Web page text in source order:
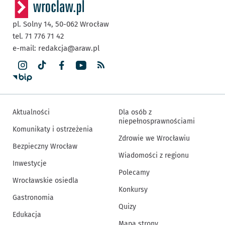
pl. Solny 14, 50-062 Wrocław
tel. 71 776 71 42
e-mail: redakcja@araw.pl
Aktualności
Komunikaty i ostrzeżenia
Bezpieczny Wrocław
Inwestycje
Wrocławskie osiedla
Gastronomia
Edukacja
Dla osób z
niepełnosprawnościami
Zdrowie we Wrocławiu
Wiadomości z regionu
Polecamy
Konkursy
Quizy